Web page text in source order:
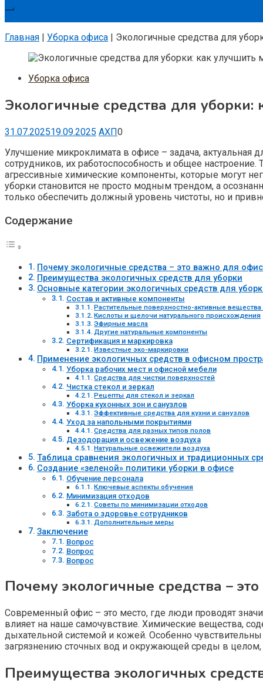
Главная | Уборка офиса | Экологичные средства для
Уборка офиса
Экологичные средства для
31.07.202519.09.2025 АХП0
Улучшение микроклимата в офисе – задача, актуальная
сотрудников, их работоспособность и общее
агрессивные химические компоненты, которые могут
уборки становится не просто модным трендом, а
только обеспечить должный уровень чистоты, но и
Содержание
Почему экологичные средства – это важно для
Преимущества экологичных средств для уборки
Основные категории экологичных средств для
Состав и активные компоненты
Растительные поверхностно-активные
Кислоты и щелочи натурального происхождения
Эфирные масла
Другие натуральные компоненты
Сертификация и маркировка
Известные эко-маркировки
Применение экологичных средств в офисном
Уборка рабочих мест и офисной мебели
Средства для чистки поверхностей
Чистка стекол и зеркал
Рецепты для стекол и зеркал
Уборка кухонных зон и санузлов
Эффективные средства для кухни и санузлов
Уход за напольными покрытиями
Средства для разных типов полов
Дезодорация и освежение воздуха
Натуральные освежители воздуха
Таблица сравнения экологичных и традиционных
Создание «зеленой» политики уборки в офисе
Обучение персонала
Ключевые аспекты обучения
Минимизация отходов
Советы по минимизации отходов
Забота о здоровье сотрудников
Дополнительные меры
Заключение
Вопрос
Вопрос
Вопрос
Почему экологичные средства –
Современный офис – это место, где люди проводят
влияет на наше самочувствие. Химические вещества,
дыхательной системой и кожей. Особенно
загрязнению сточных вод и окружающей среды в целом,
Преимущества экологичных